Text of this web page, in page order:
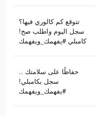
تتوقع كم كالوري فيها؟
سجل اليوم واطلب صح!
كامبلي #يفهمك_ويفهمك
حفاظًا على سلامتك ..
سجل بكامبلي!
#يفهمك_ويفهمك